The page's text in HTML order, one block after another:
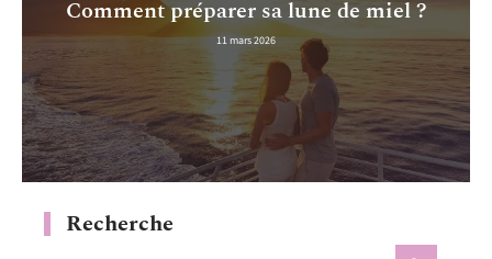
Comment préparer sa lune de miel ?
11 mars 2026
Recherche